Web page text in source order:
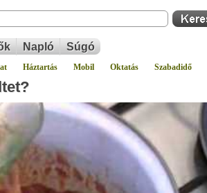
Napló Súgó
Háztartás Mobil Oktatás Szabadidő